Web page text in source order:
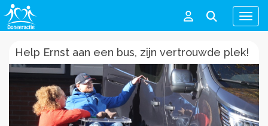
Menu
Help Ernst aan een bus, zijn vertrouwde plek!